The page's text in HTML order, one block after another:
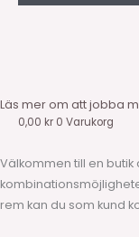
Läs mer om att jobba
0,00 kr 0 Varukorg
Välkommen till en
rem kan du som kund